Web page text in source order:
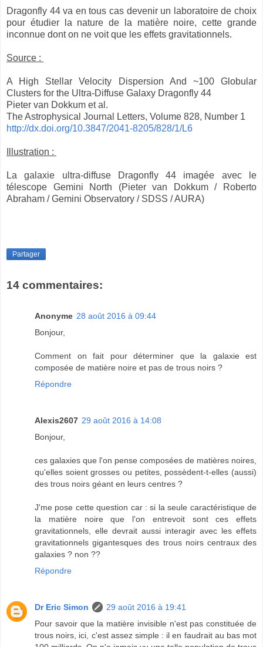
Dragonfly 44 va en tous cas devenir un laboratoire de choix
pour étudier la nature de la matière noire, cette grande
inconnue dont on ne voit que les effets gravitationnels.
Source :
A High Stellar Velocity Dispersion And ~100 Globular
Clusters for the Ultra-Diffuse Galaxy Dragonfly 44
Pieter van Dokkum et al.
The Astrophysical Journal Letters, Volume 828, Number 1
http://dx.doi.org/10.3847/2041-8205/828/1/L6
Illustration :
La galaxie ultra-diffuse Dragonfly 44 imagée avec le
télescope Gemini North (Pieter van Dokkum / Roberto
Abraham / Gemini Observatory / SDSS / AURA)
Partager
14 commentaires:
Anonyme 28 août 2016 à 09:44
Bonjour,
Comment on fait pour déterminer que la galaxie est
composée de matière noire et pas de trous noirs ?
Répondre
Alexis2607 29 août 2016 à 14:08
Bonjour,
ces galaxies que l'on pense composées de matières noires,
qu'elles soient grosses ou petites, possèdent-t-elles (aussi)
des trous noirs géant en leurs centres ?
J'me pose cette question car : si la seule caractéristique de
la matière noire que l'on entrevoit sont ces effets
gravitationnels, elle devrait aussi interagir avec les effets
gravitationnels gigantesques des trous noirs centraux des
galaxies ? non ??
Répondre
Dr Eric Simon
29 août 2016 à 19:41
Pour savoir que la matière invisible n'est pas constituée de
trous noirs, ici, c'est assez simple : il en faudrait au bas mot